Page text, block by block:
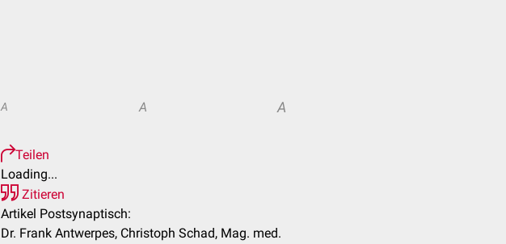
A A A
Teilen
Loading...
Zitieren
Artikel Postsynaptisch:
Dr. Frank Antwerpes, Christoph Schad, Mag. med.